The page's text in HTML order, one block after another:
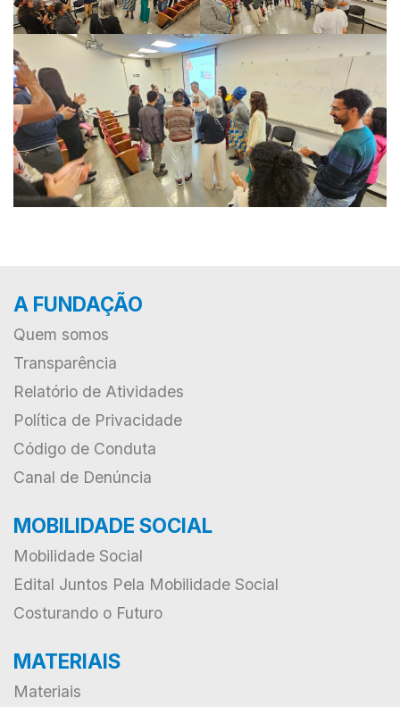
A FUNDAÇÃO
Quem somos
Transparência
Relatório de Atividades
Política de Privacidade
Código de Conduta
Canal de Denúncia
MOBILIDADE SOCIAL
Mobilidade Social
Edital Juntos Pela Mobilidade Social
Costurando o Futuro
MATERIAIS
Materiais